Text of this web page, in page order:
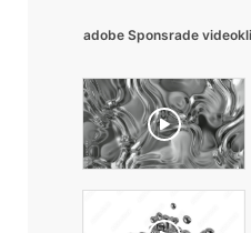
adobe Sponsrade